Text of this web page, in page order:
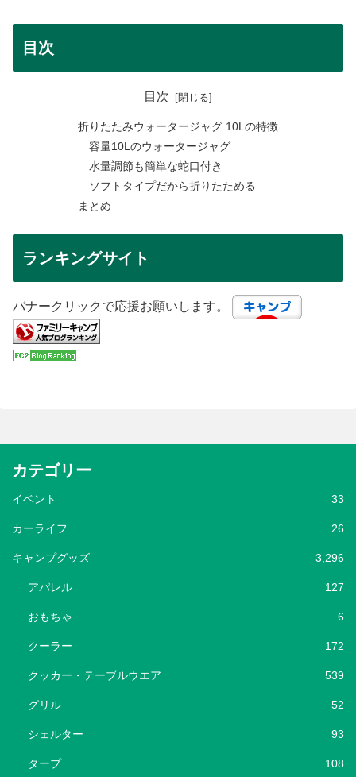
目次
目次
折りたたみウォータージャグ 10Lの特徴
容量10Lのウォータージャグ
水量調節も簡単な蛇口付き
ソフトタイプだから折りたためる
まとめ
ランキングサイト
バナークリックで応援お願いします。
カテゴリー
イベント 33
カーライフ 26
キャンプグッズ 3,296
アパレル 127
おもちゃ 6
クーラー 172
クッカー・テーブルウエア 539
グリル 52
シェルター 93
タープ 108